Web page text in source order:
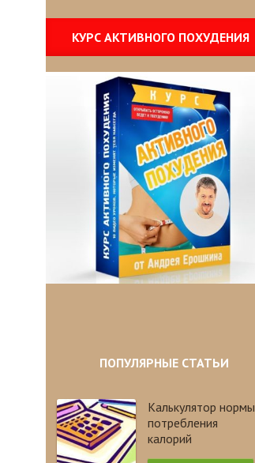
КУРС АКТИВНОГО ПОХУДЕНИЯ
ПОПУЛЯРНЫЕ СТАТЬИ
Калькулятор нормы
потребления
калорий